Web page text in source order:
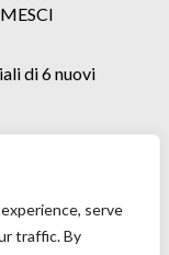
serve
traffic. By
di 6 nuovi